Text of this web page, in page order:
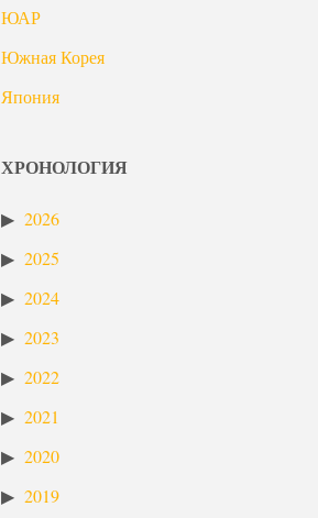
ЮАР
Южная Корея
Япония
ХРОНОЛОГИЯ
2026
2025
2024
2023
2022
2021
2020
2019